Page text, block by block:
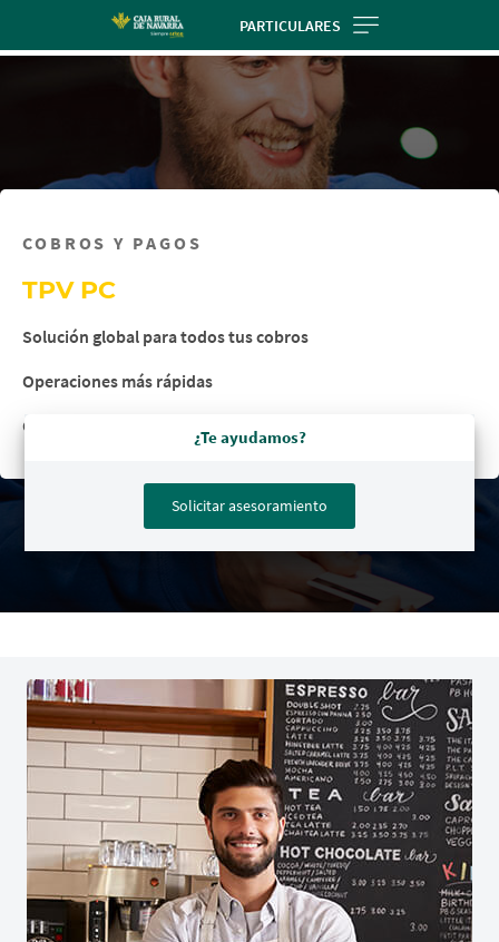
main
contentt
PARTICULARES
COBROS Y PAGOS
TPV PC
Solución global para todos tus cobros
Operaciones más rápidas
Con tecnología contactless
¿Te ayudamos?
Solicitar asesoramiento